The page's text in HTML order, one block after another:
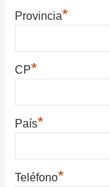
Provincia*
CP*
País*
Teléfono*